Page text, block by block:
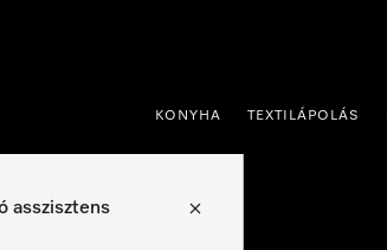
KONYHA TEXTILÁPOLÁS
asszisztens